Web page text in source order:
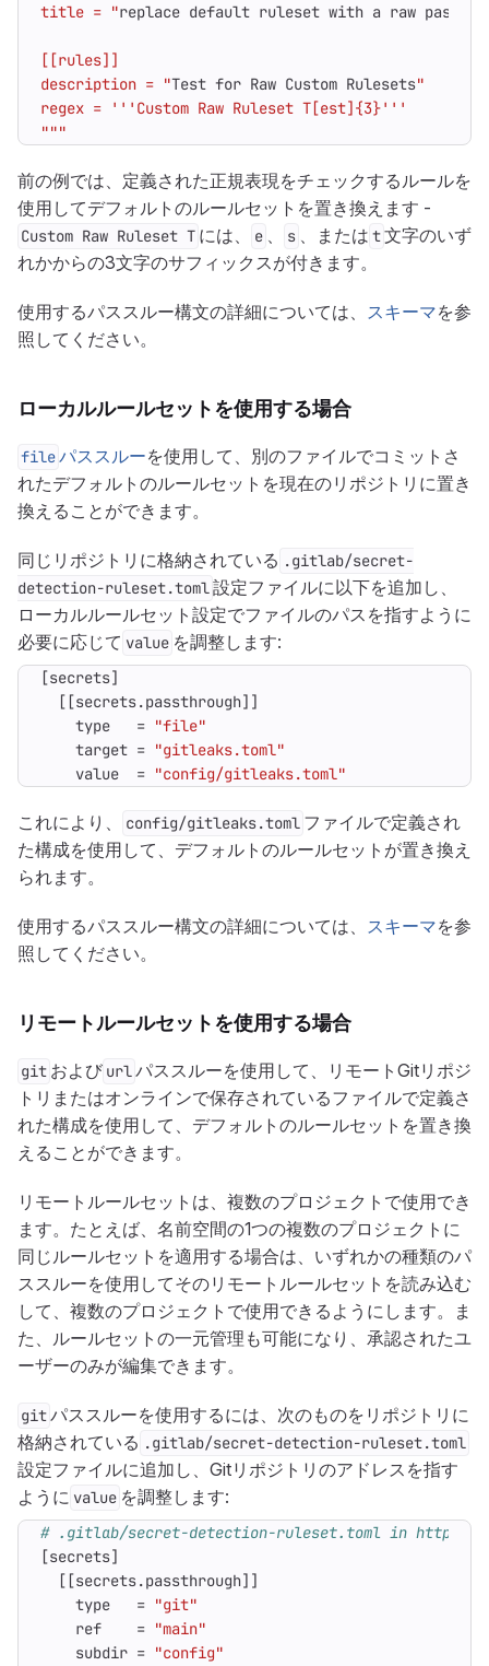
title = "replace default ruleset with a raw
description = "Test for Raw Custom Rulesets
"""
前の例では、定義された正規表現をチェックするルールを
使用してデフォルトのルールセットを置き換えます -
Custom Raw Ruleset T には、 e 、 s 、または t文字のいず
れかからの3文字のサフィックスが付きます。
使用するパススルー構文の詳細については、 スキーマを参
照してください。
ローカルルールセットを使用する場合
fileパススルーを使用して、別のファイルでコミットさ
れたデフォルトのルールセットを現在のリポジトリに置き
換えることができます。
同じリポジトリに格納されている .gitlab/secret-
detection-ruleset.toml設定ファイルに以下を追加し、
ローカルルールセット設定でファイルのパスを指すように
必要に応じて value を調整します:
[secrets]
[[secrets.passthrough]]
type
= "file"
target = "gitleaks.toml"
value
= "config/gitleaks.toml"
これにより、 config/gitleaks.toml ファイルで定義され
た構成を使用して、デフォルトのルールセットが置き換え
られます。
使用するパススルー構文の詳細については、 スキーマを参
照してください。
リモートルールセットを使用する場合
git および urlパススルーを使用して、リモートGitリポジ
トリまたはオンラインで保存されているファイルで定義さ
れた構成を使用して、デフォルトのルールセットを置き換
えることができます。
リモートルールセットは、複数のプロジェクトで使用でき
ます。たとえば、名前空間の1つの複数のプロジェクトに
同じルールセットを適用する場合は、いずれかの種類のパ
ススルーを使用してそのリモートルールセットを読み込む
して、複数のプロジェクトで使用できるようにします。ま
た、ルールセットの一元管理も可能になり、承認されたユ
ーザーのみが編集できます。
gitパススルーを使用するには、次のものをリポジトリに
格納されている .gitlab/secret-detection-ruleset.toml
設定ファイルに追加し、Gitリポジトリのアドレスを指す
ように value を調整します:
# .gitlab/secret-detection-ruleset.toml in https://
[secrets]
[[secrets.passthrough]]
type
= "git"
ref
= "main"
subdir = "config"